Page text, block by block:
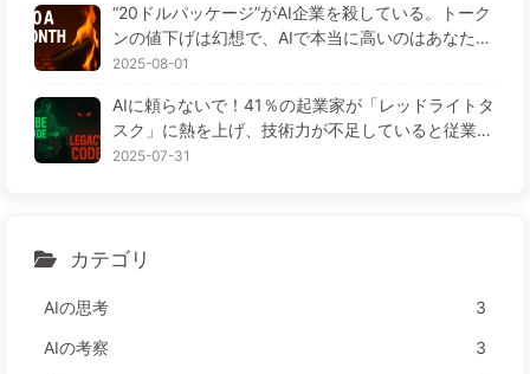
“20ドルパッケージ”がAI企業を殺している。トーク
ンの値下げは幻想で、AIで本当に高いのはあなたの
貪欲さ——ゆっくり学ぶAI164
2025-08-01
AIに頼らないで！41％の起業家が「レッドライトタ
スク」に熱を上げ、技術力が不足していると従業員
がさらに苦しむ— ゆっくり学ぶAI163
2025-07-31
カテゴリ
AIの思考
3
AIの考察
3